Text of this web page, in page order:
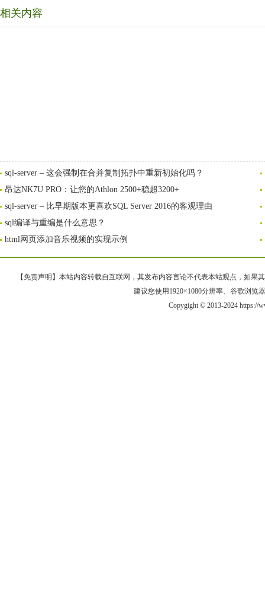
相关内容
sql-server – 这会强制在合并复制拓扑中重新初始化吗？
昂达NK7U PRO：让您的Athlon 2500+稳超3200+
sql-server – 比早期版本更喜欢SQL Server 2016的客观理由
sql编译与重编是什么意思？
html网页添加音乐视频的实现示例
【免责声明】本站内容转载自互联网，其发布内容言论不代表本站观点，如果
建议您使用1920×1080分辨率、谷歌浏览
Copygight © 2013-2024 https://